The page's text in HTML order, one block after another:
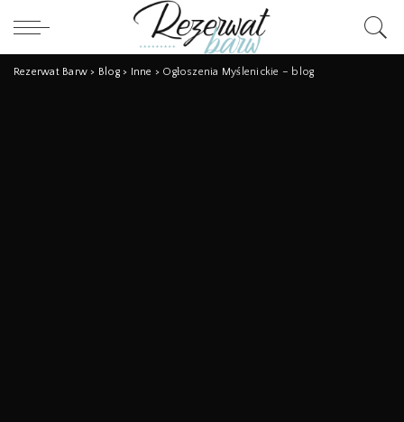
Rezerwat Barw > Blog> Inne > Ogłoszenia Myślenickie – blog